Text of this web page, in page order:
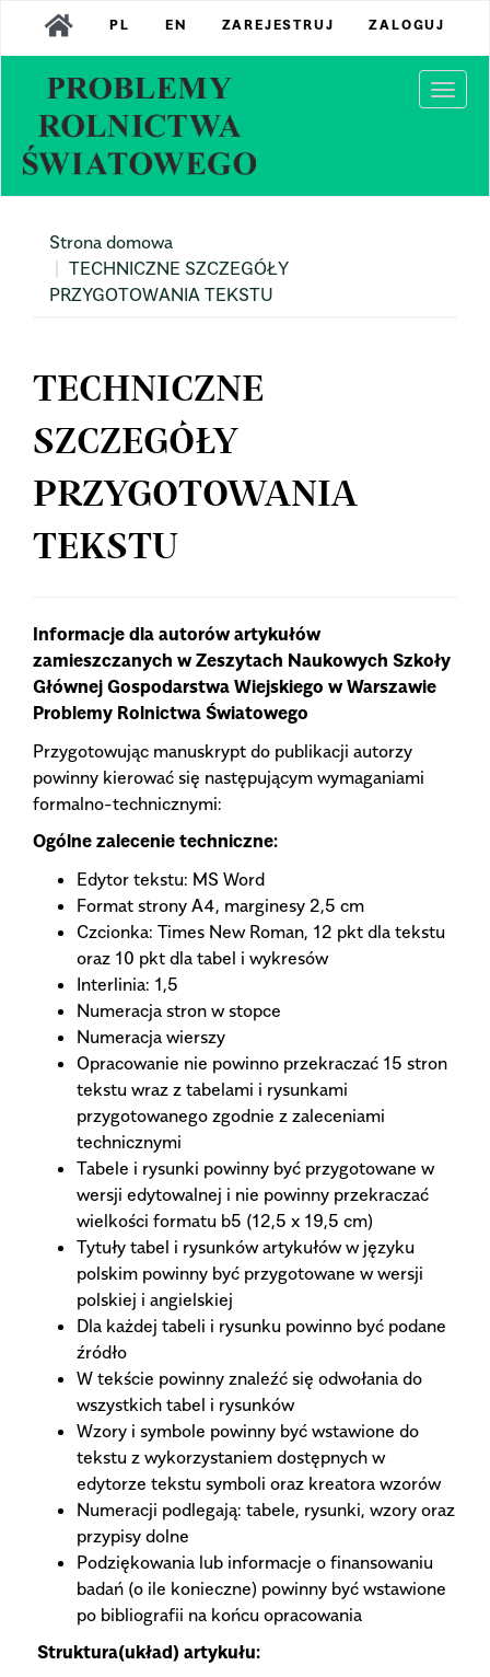
Main
Navigation
Content
Sidebar
PL EN ZAREJESTRUJ ZALOGUJ
Strona domowa
TECHNICZNE SZCZEGÓŁY
PRZYGOTOWANIA TEKSTU
TECHNICZNE
SZCZEGÓŁY
PRZYGOTOWANIA
TEKSTU
Informacje dla autorów artykułów
zamieszczanych w Zeszytach Naukowych Szkoły
Głównej Gospodarstwa Wiejskiego w Warszawie
Problemy Rolnictwa Światowego
Przygotowując manuskrypt do publikacji autorzy
powinny kierować się następującym wymaganiami
formalno-technicznymi:
Ogólne zalecenie techniczne:
Edytor tekstu: MS Word
Format strony A4, marginesy 2,5 cm
Czcionka: Times New Roman, 12 pkt dla tekstu
oraz 10 pkt dla tabel i wykresów
Interlinia: 1,5
Numeracja stron w stopce
Numeracja wierszy
Opracowanie nie powinno przekraczać 15 stron
tekstu wraz z tabelami i rysunkami
przygotowanego zgodnie z zaleceniami
technicznymi
Tabele i rysunki powinny być przygotowane w
wersji edytowalnej i nie powinny przekraczać
wielkości formatu b5 (12,5 x 19,5 cm)
Tytuły tabel i rysunków artykułów w języku
polskim powinny być przygotowane w wersji
polskiej i angielskiej
Dla każdej tabeli i rysunku powinno być podane
źródło
W tekście powinny znaleźć się odwołania do
wszystkich tabel i rysunków
Wzory i symbole powinny być wstawione do
tekstu z wykorzystaniem dostępnych w
edytorze tekstu symboli oraz kreatora wzorów
Numeracji podlegają: tabele, rysunki, wzory oraz
przypisy dolne
Podziękowania lub informacje o finansowaniu
badań (o ile konieczne) powinny być wstawione
po bibliografii na końcu opracowania
Struktura(układ) artykułu: